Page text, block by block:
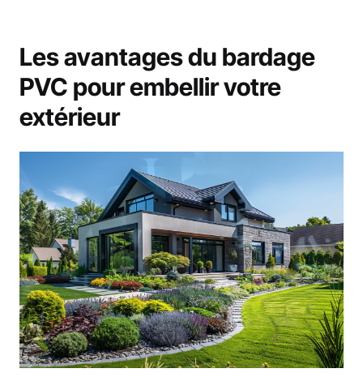
Les avantages du bardage
PVC pour embellir votre
extérieur